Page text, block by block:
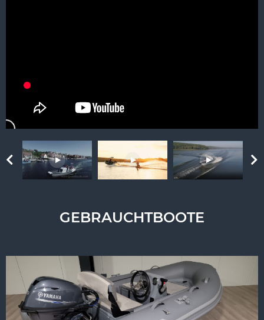
GEBRAUCHTBOOTE